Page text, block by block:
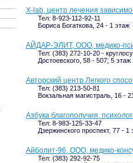
X-lab, центр лечения
Тел: 8-923-112-92-11
Бориса Богаткова, 24 - 1 этаж
АЙДАР-ЭЛИТ, ООО, медико-
Тел: (383) 272-10-20 -
Достоевского, 58 - 507; 5 этаж
Авторский центр Легкого
Тел: (383) 213-50-81
Вокзальная магистраль, 16 -
Азбука благополучия,
Тел: 8-983-125-33-47
Дзержинского проспект, 77 - 1
Айболит-96, ООО, медико-
Тел: (383) 292-92-75